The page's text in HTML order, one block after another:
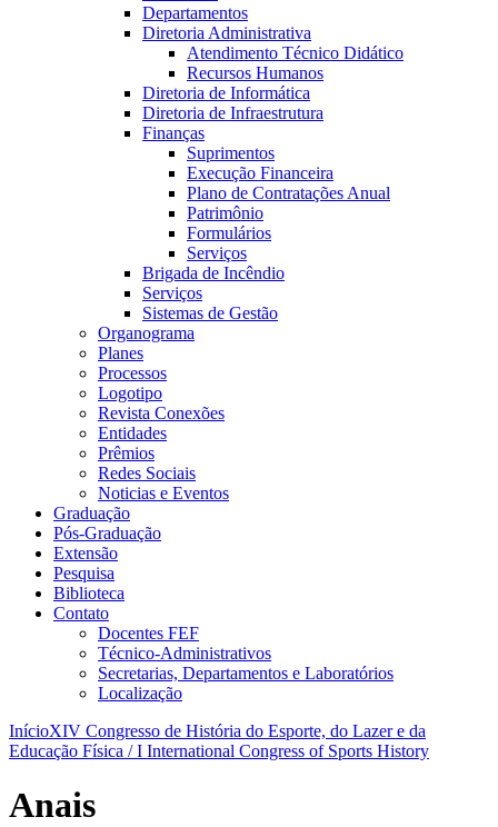
Departamentos
Diretoria Administrativa
Atendimento Técnico Didático
Recursos Humanos
Diretoria de Informática
Diretoria de Infraestrutura
Finanças
Suprimentos
Execução Financeira
Plano de Contratações Anual
Patrimônio
Formulários
Serviços
Brigada de Incêndio
Serviços
Sistemas de Gestão
Organograma
Planes
Processos
Logotipo
Revista Conexões
Entidades
Prêmios
Redes Sociais
Noticias e Eventos
Graduação
Pós-Graduação
Extensão
Pesquisa
Biblioteca
Contato
Docentes FEF
Técnico-Administrativos
Secretarias, Departamentos e Laboratórios
Localização
InícioXIV Congresso de História do Esporte, do Lazer e da
Educação Física / I International Congress of Sports History
Anais